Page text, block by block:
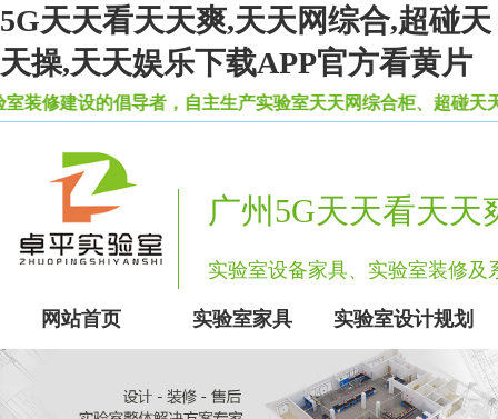
5G天天看天天爽,天天网综合,超碰天
天操,天天娱乐下载APP官方看黄片
导者，自主生产实验室天天网综合柜、超碰天天操等一
广州5G天天看天
实验室设备家具、实验室装修
网站首页 实验室家具 实验室设计规划